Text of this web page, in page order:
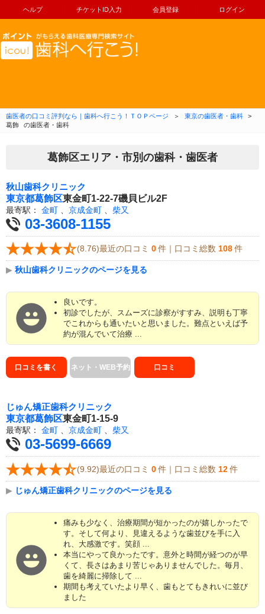
ヘルプ チケットID入力 会員登録 ログイン
コンテンツへ移動
歯医者の口コミ評判なら｜歯科へ行こう！ＴＯＰページ ＞ 東京の歯医者・歯科
>
葛飾
の歯医者・歯科
葛飾区エリア・市別の歯科・歯医者
秋山歯科クリニック
東京都葛飾区東金町1-22-7磯貝ビル2F
最寄駅： 金町 京成金町 柴又
03-3608-1155
(8.76)最近の口コミ 0 件｜口コミ総数 108 件
▶ 秋山歯科クリニックのページを見る
良いです。
初診でしたが、スムーズに診察がすすみ、説明も丁寧
でこれからも通いたいと思いました。難点といえば予
約が混んでいて治療 ...
口コミを書く ネット・WEB予約 口コミ
じゅん矯正歯科クリニック
東京都葛飾区東金町1-15-9
最寄駅： 金町 、 京成金町 、 柴又
03-5699-6669
(9.92)最近の口コミ 0 件｜口コミ総数 12 件
▶ じゅん矯正歯科クリニックのページを見る
痛みも少なく、治療期間が短かったのが嬉しかったで
す。そして何より、見違えるような歯並びを手に入
れ、大感激です。笑顔 ...
本当にやって良かったです。意外と時間が経つのが早
くて、長さはあまり苦じゃありませんでした。毎月、
歯を綺麗に掃除して ...
期間も考えていたより早く、歯もとてもきれいに並び
ました